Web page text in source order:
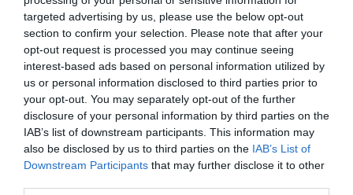
targeted advertising by us, please use the below opt-out
section to confirm your selection. Please note that after your
opt-out request is processed you may continue seeing
interest-based ads based on personal information utilized by
us or personal information disclosed to third parties prior to
your opt-out. You may separately opt-out of the further
disclosure of your personal information by third parties on the
IAB’s list of downstream participants. This information may
also be disclosed by us to third parties on the IAB’s List of
Downstream Participants that may further disclose it to other
Η Εθνική στον τελικό με 7
«πράσινα» γκολ!
Ο Παναθηναϊκός αποτελεί πλέον κεντρικό αιμοδότη της
Εθνικής και στο πόλο και οι «πράσινοι» οδήγησαν τη
«γαλανόλευκη» στον τελικό, δείχνοντας ότι ο Σύλλογος
αποτελεί το παρόν και το μέλλον του αντιπροσωπευτικού